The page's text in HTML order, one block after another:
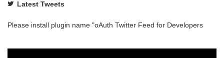
Latest Tweets
Please install plugin name "oAuth Twitter Feed for Developers